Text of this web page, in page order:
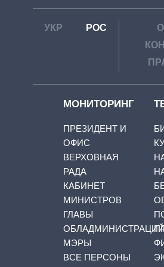
УКР РОС
МОНИТОРИНГ
ПРЕЗИДЕНТ И
ОФИС
ВЕРХОВНАЯ
РАДА
КАБИНЕТ
МИНИСТРОВ
ГЛАВЫ
ОБЛАДМИНИСТРАЦИЙ
МЭРЫ
ВСЕ ПЕРСОНЫ